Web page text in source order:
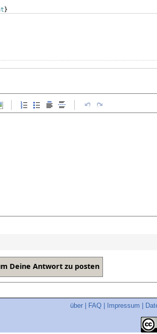
}
über FAQ Impressum